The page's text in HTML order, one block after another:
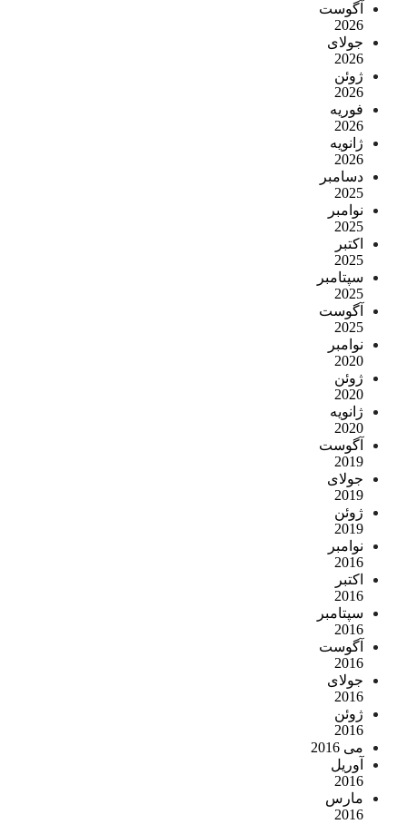
آگوست
2026
جولای
2026
ژوئن
2026
فوریه
2026
ژانویه
2026
دسامبر
2025
نوامبر
2025
اکتبر
2025
سپتامبر
2025
آگوست
2025
نوامبر
2020
ژوئن
2020
ژانویه
2020
آگوست
2019
جولای
2019
ژوئن
2019
نوامبر
2016
اکتبر
2016
سپتامبر
2016
آگوست
2016
جولای
2016
ژوئن
2016
می 2016
آوریل
2016
مارس
2016